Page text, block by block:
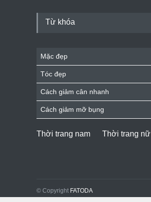
Từ khóa
Mặc đẹp
Tóc đẹp
Cách giảm cân nhanh
Cách giảm mỡ bụng
Thời trang nam Thời trang nữ
© Copyright FATODA